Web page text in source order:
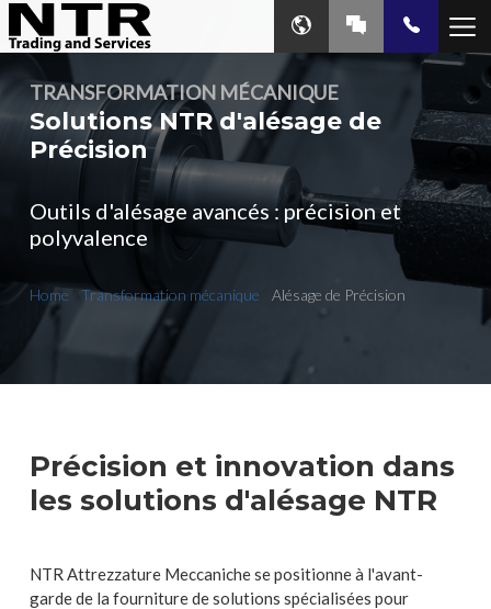
TRANSFORMATION MÉCANIQUE
Solutions NTR d'alésage de
Précision
Outils d'alésage avancés : précision et
polyvalence
Home /Transformation mécanique Alésage de Précision
Précision et innovation dans
les solutions d'alésage NTR
NTR Attrezzature Meccaniche se positionne à l'avant-
garde de la fourniture de solutions spécialisées pour